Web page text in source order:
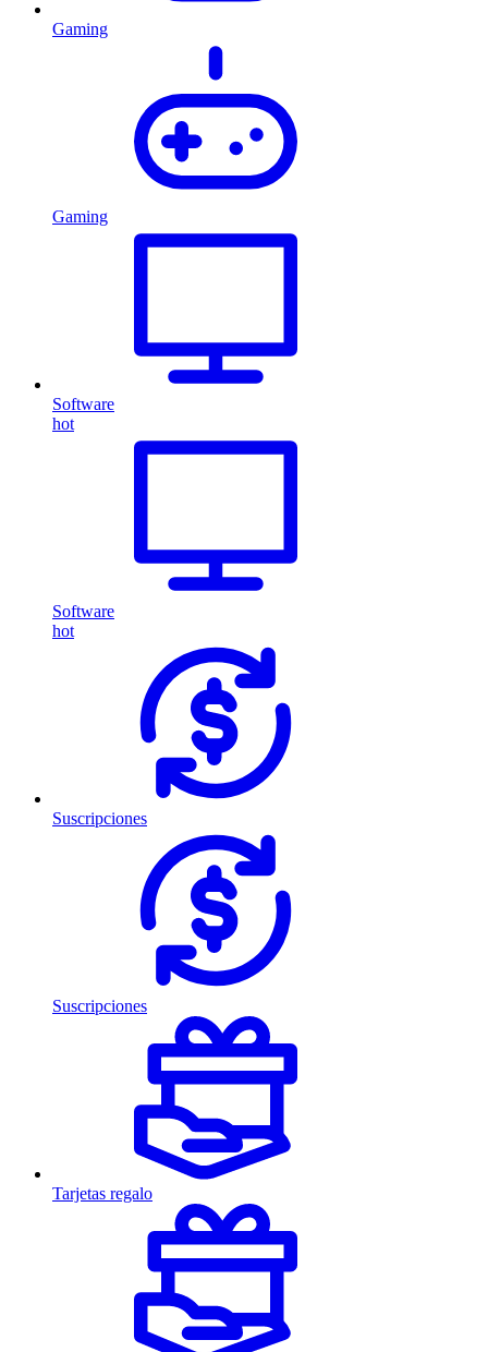
Gaming
Gaming
Software
hot
Software
hot
Suscripciones
Suscripciones
Tarjetas regalo